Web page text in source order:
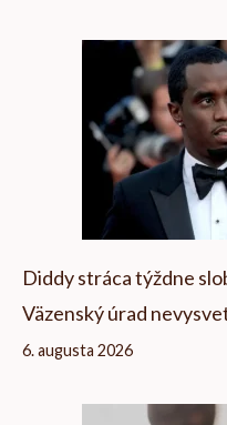
Diddy stráca týždne
Väzenský úrad
6. augusta 2026